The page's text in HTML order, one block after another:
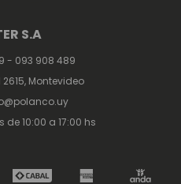
S.A
- 093 908 489
Montevideo
de 10:00 a 17:00 hs